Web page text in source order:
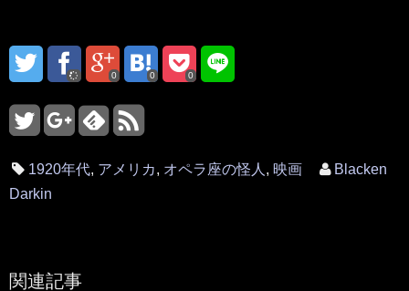
0 0 0
1920年代, アメリカ, オペラ座の怪人 , 映画
Blacken
Darkin
関連記事